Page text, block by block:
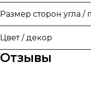
Размер сторон угла /
Цвет / декор
Отзывы